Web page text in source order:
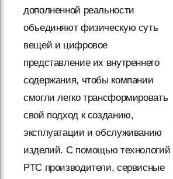
дополненной реальности
объединяют физическую суть
вещей и цифровое
представление их внутреннего
содержания, чтобы компании
смогли легко трансформировать
свой подход к созданию,
эксплуатации и обслуживанию
изделий. С помощью технологий
PTC производители, сервисные